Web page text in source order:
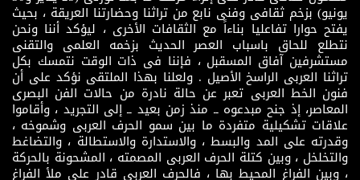
يونيو) بزخم ثقافى وفنى نابع من تراثنا وحضارتنا العريقة ، بحيث
يفتح حوارا تفاعليا بناءاً مع الثقافات الأخرى ، ليؤكد أننا ونحن
نتطلع للحاق باسباب العصر الحديث بزخمه العلمى والتقنى
مستشرفين آفاق المسقبل ، فإننا فى ذات الوقت نتمسك بكل
تراثنا العربى الراسخ الأصيل . ولعلنا بهذا الملتقى نؤكد على أن
فنون الخط العربى تعبر عن حالة نادرة من حالات الفن البصرى
المعاصر، إذ جنح مبدعوه ــ منذ زمن بعيد ــ إلى التجريد ، وأقاموا
علاقات تشكيلية متفردة ما بين سمو الحرف العربى وشموخه ،
وقدرته على المد والبسط ، والاستدارة والاستطالة ، والتضاغط
والتخلخل ، وبين كتلة الحرف العربى المصمته ، المشحونة بالحركة
، وبين الفراغ المحيط بها ، فالحرف العربى قادر على ملأ الفراغ